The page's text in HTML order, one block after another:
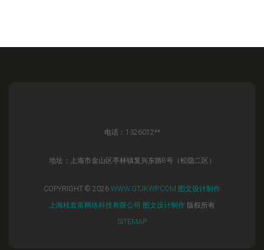
电话：1326012**
地址：上海市金山区亭林镇复兴东路8号（松隐二区）
COPYRIGHT © 2026 WWW.GTJKWP.COM 图文设计制作
上海桂套富网络科技有限公司 图文设计制作 版权所有
SITEMAP